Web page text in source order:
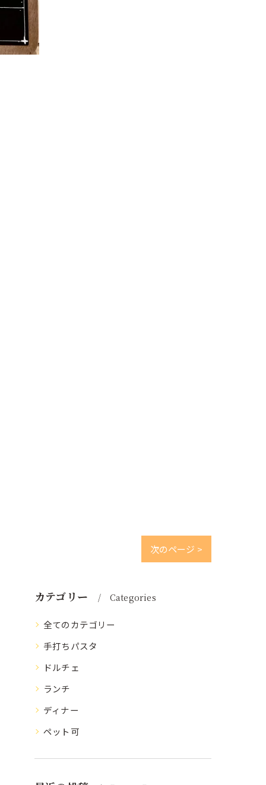
次のページ >
カテゴリー Categories
全てのカテゴリー
手打ちパスタ
ドルチェ
ランチ
ディナー
ペット可